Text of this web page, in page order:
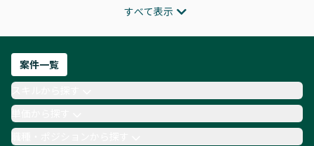
ITコンサルタント
フロントエンドエンジニア
ネットワークエンジニア
AIエンジニア
Webデザイナー
月収100万円 業務委託
COBOL
Ruby
TypeScript
Laravel AWS
すべて表示
案件一覧
単価から探す
職種・ポジションから探す